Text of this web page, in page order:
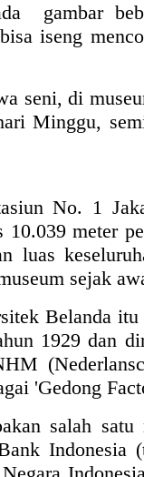
gambar
iseng
seni, di
Minggu,
No. 1
meter
luas
sejak
Belanda
1929 dan
'Gedong
salah satu
Indonesia